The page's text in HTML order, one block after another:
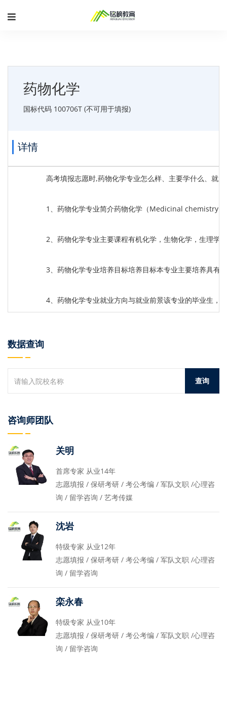
药物化学
国标代码 100706T (不可用于填报)
详情
高考填报志愿时,药物化学专业怎么样、主要学什么、就
1、药物化学专业简介药物化学（Medicinal chemistry）
2、药物化学专业主要课程有机化学，生物化学，生理学
3、药物化学专业培养目标培养目标本专业主要培养具有
4、药物化学专业就业方向与就业前景该专业的毕业生，
数据查询
咨询师团队
关明
首席专家 从业14年
志愿填报 / 保研考研 / 考公考编 / 军队文职 /心理咨
询 / 留学咨询 / 艺考传媒
沈岩
特级专家 从业12年
志愿填报 / 保研考研 / 考公考编 / 军队文职 /心理咨
询 / 留学咨询
栾永春
特级专家 从业10年
志愿填报 / 保研考研 / 考公考编 / 军队文职 /心理咨
询 / 留学咨询